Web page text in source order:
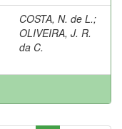
COSTA, N. de L.;
OLIVEIRA, J. R.
da C.